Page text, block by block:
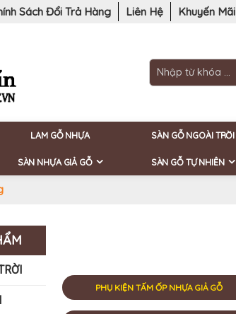
Sách Đổi Trả Hàng Liên Hệ Khuyến Mãi
LAM GỖ NHỰA SÀN GỖ NGOÀI TRỜI
SÀN NHỰA GIẢ GỖ SÀN GỖ TỰ NHIÊN
PHỤ KIỆN TẤM ỐP NHỰA GIẢ GỖ